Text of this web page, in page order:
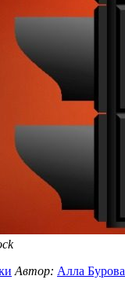
Автор: Алла Бурова